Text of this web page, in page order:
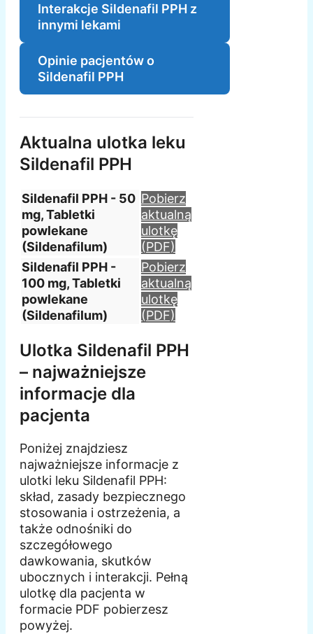
Interakcje Sildenafil PPH z
innymi lekami
Opinie pacjentów o
Sildenafil PPH
Aktualna ulotka leku
Sildenafil PPH
Sildenafil PPH - 50
mg, Tabletki
powlekane
(Sildenafilum)
Pobierz
aktualną
ulotkę
(PDF)
Sildenafil PPH -
100 mg, Tabletki
powlekane
(Sildenafilum)
Pobierz
aktualną
ulotkę
(PDF)
Ulotka Sildenafil PPH
– najważniejsze
informacje dla
pacjenta
Poniżej znajdziesz
najważniejsze informacje z
ulotki leku Sildenafil PPH:
skład, zasady bezpiecznego
stosowania i ostrzeżenia, a
także odnośniki do
szczegółowego
dawkowania, skutków
ubocznych i interakcji. Pełną
ulotkę dla pacjenta w
formacie PDF pobierzesz
powyżej.